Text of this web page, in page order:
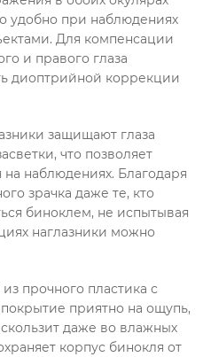
удобно при наблюдениях
Для компенсации
и правого глаза
диоптрийной коррекции
защищают глаза
что позволяет
наблюдениях. Благодаря
зрачка даже те, кто
биноклем, не испытывая
наглазники можно
прочного пластика с
приятно на ощупь,
даже во влажных
корпус бинокля от